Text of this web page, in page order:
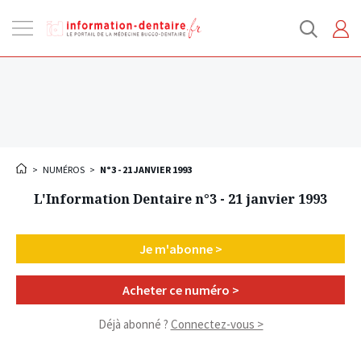
la
> NUMÉROS > N°3 - 21 JANVIER 1993
L'Information Dentaire n°3 - 21 janvier 1993
Je m'abonne >
Acheter ce numéro >
Déjà abonné ? Connectez-vous >